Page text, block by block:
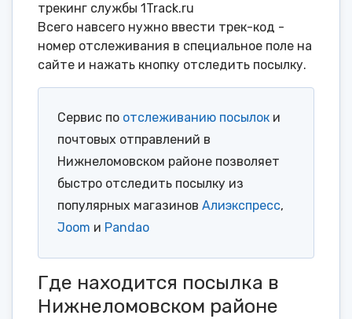
трекинг службы 1Track.ru
Всего навсего нужно ввести трек-код -
номер отслеживания в специальное поле на
сайте и нажать кнопку отследить посылку.
Сервис по отслеживанию посылок и
почтовых отправлений в
Нижнеломовском районе позволяет
быстро отследить посылку из
популярных магазинов Алиэкспресс,
Joom и Pandao
Где находится посылка в
Нижнеломовском районе